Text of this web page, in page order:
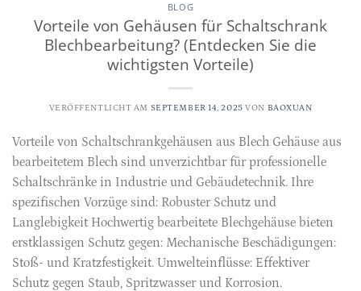
BLOG
Vorteile von Gehäusen für Schaltschrank
Blechbearbeitung? (Entdecken Sie die
wichtigsten Vorteile)
VERÖFFENTLICHT AM SEPTEMBER 14, 2025 VON BAOXUAN
Vorteile von Schaltschrankgehäusen aus Blech Gehäuse aus
bearbeitetem Blech sind unverzichtbar für professionelle
Schaltschränke in Industrie und Gebäudetechnik. Ihre
spezifischen Vorzüge sind: Robuster Schutz und
Langlebigkeit Hochwertig bearbeitete Blechgehäuse bieten
erstklassigen Schutz gegen: Mechanische Beschädigungen:
Stoß- und Kratzfestigkeit. Umwelteinflüsse: Effektiver
Schutz gegen Staub, Spritzwasser und Korrosion.